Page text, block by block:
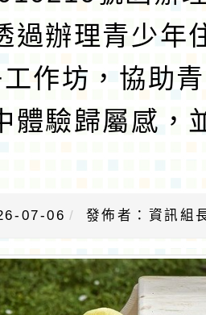
過辦理青少年
作坊，協助
體驗歸屬感，
07-06 發佈者：資訊組